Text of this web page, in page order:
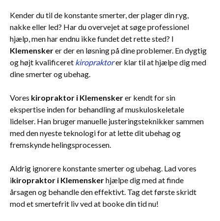
Kender du til de konstante smerter, der plager din ryg,
nakke eller led? Har du overvejet at søge professionel
hjælp, men har endnu ikke fundet det rette sted? I
Klemenskerer der en løsning på dine problemer. En dygtig
og højt kvalificeret kiropraktorer klar til at hjælpe dig med
dine smerter og ubehag.
Vores kiropraktor i Klemenskerer kendt for sin
ekspertise inden for behandling af muskuloskeletale
lidelser. Han bruger manuelle justeringsteknikker sammen
med den nyeste teknologi for at lette dit ubehag og
fremskynde helingsprocessen.
Aldrig ignorere konstante smerter og ubehag. Lad vores
ikiropraktor i Klemenskerhjælpe dig med at finde
årsagen og behandle den effektivt. Tag det første skridt
mod et smertefrit liv ved at booke din tid nu!